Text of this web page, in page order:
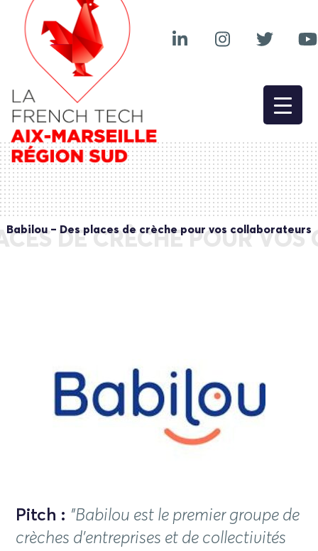
DE CRÈCHE POUR VOS
Babilou – Des places de crèche pour vos collaborateurs
Pitch : "Babilou est le premier groupe de
crèches d'entreprises et de collectivités